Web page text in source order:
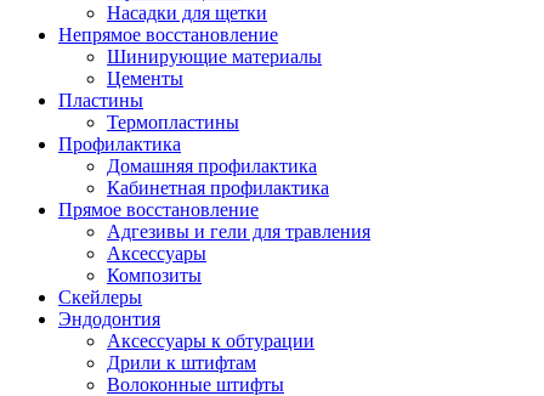
Насадки для щетки
Непрямое восстановление
Шинирующие материалы
Цементы
Пластины
Термопластины
Профилактика
Домашняя профилактика
Кабинетная профилактика
Прямое восстановление
Адгезивы и гели для травления
Аксессуары
Композиты
Скейлеры
Эндодонтия
Аксессуары к обтурации
Дрили к штифтам
Волоконные штифты